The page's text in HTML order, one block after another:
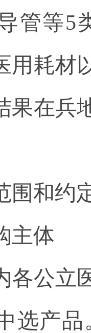
管等5
用耗
果在兵
围和约
主体
各公立
选产品